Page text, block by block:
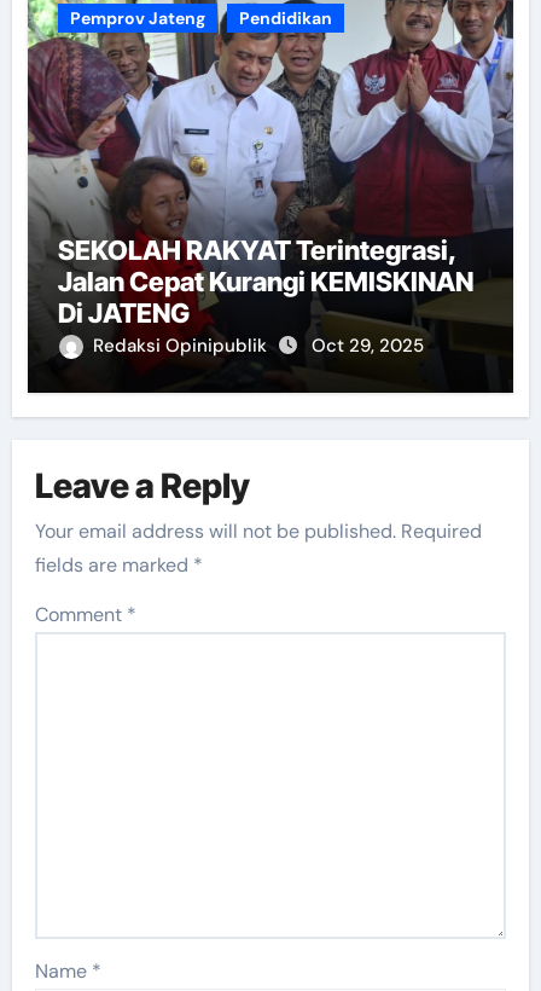
Pemprov Jateng Pendidikan
SEKOLAH RAKYAT Terintegrasi,
Jalan Cepat Kurangi KEMISKINAN
Di JATENG
Redaksi Opinipublik Oct 29, 2025
Leave a Reply
Your email address will not be published. Required
fields are marked *
Comment *
Name *